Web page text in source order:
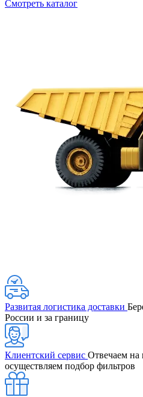
Смотреть каталог
Развитая логистика доставки
России и за границу
Клиентский сервис Отвечаем на
осуществляем подбор фильтров